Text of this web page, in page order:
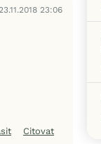
23.11.2018 23:06
Citovat